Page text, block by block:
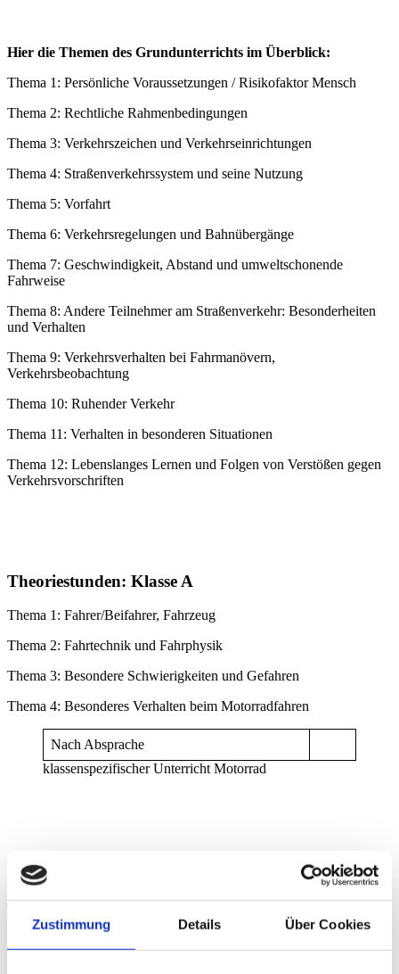
Zustimmung Details Über Cookies
Hier die Themen des Grundunterrichts im Überblick:
Thema 1: Persönliche Voraussetzungen / Risikofaktor Mensch
Thema 2: Rechtliche Rahmenbedingungen
Thema 3: Verkehrszeichen und Verkehrseinrichtungen
Thema 4: Straßenverkehrssystem und seine Nutzung
Thema 5: Vorfahrt
Thema 6: Verkehrsregelungen und Bahnübergänge
Thema 7: Geschwindigkeit, Abstand und umweltschonende
Fahrweise
Thema 8: Andere Teilnehmer am Straßenverkehr: Besonderheiten
und Verhalten
Thema 9: Verkehrsverhalten bei Fahrmanövern,
Verkehrsbeobachtung
Thema 10: Ruhender Verkehr
Thema 11: Verhalten in besonderen Situationen
Thema 12: Lebenslanges Lernen und Folgen von Verstößen gegen
Verkehrsvorschriften
Theoriestunden: Klasse A
Thema 1: Fahrer/Beifahrer, Fahrzeug
Thema 2: Fahrtechnik und Fahrphysik
Thema 3: Besondere Schwierigkeiten und Gefahren
Thema 4: Besonderes Verhalten beim Motorradfahren
Nach Absprache
klassenspezifischer Unterricht Motorrad